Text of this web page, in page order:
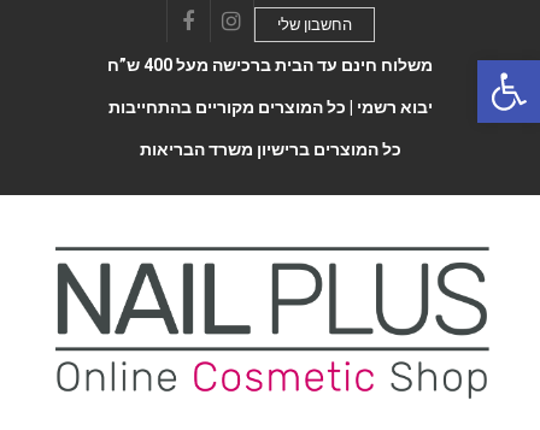
FacebookInstagram
החשבון שלי
משלוח חינם עד הבית ברכישה מעל 400 ש”ח
יבוא רשמי | כל המוצרים מקוריים בהתחייבות
כל המוצרים ברישיון משרד הבריאות